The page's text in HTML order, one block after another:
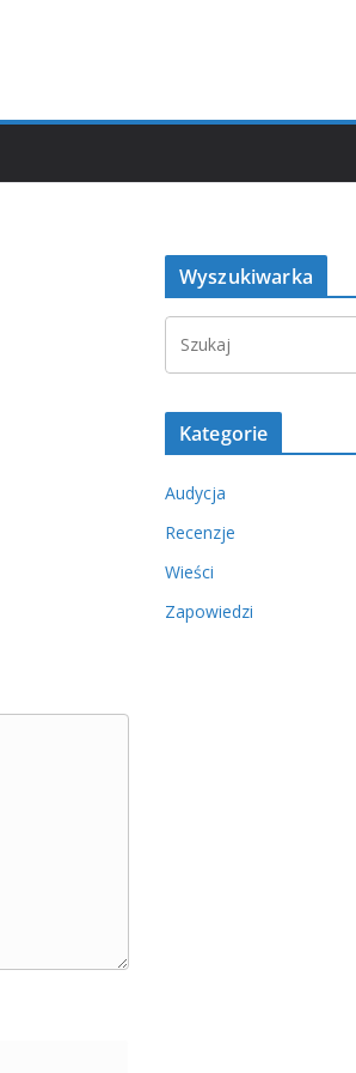
Wyszukiwarka
Kategorie
Audycja
Recenzje
Wieści
Zapowiedzi